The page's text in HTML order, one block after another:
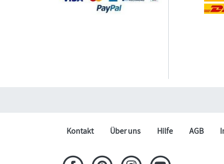
Kontakt Über uns Hilfe AGB